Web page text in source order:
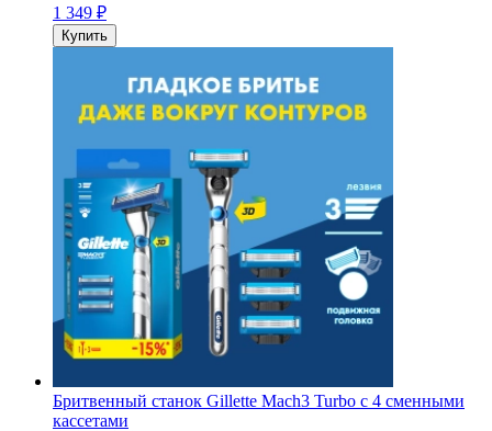
1 349 ₽
Купить
Бритвенный станок Gillette Mach3 Turbo с 4 сменными
кассетами